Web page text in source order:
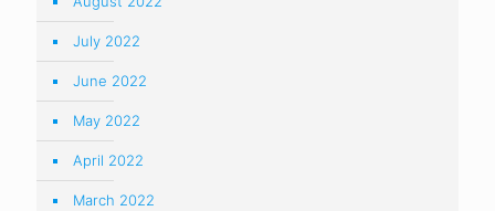
July 2022
June 2022
May 2022
April 2022
March 2022